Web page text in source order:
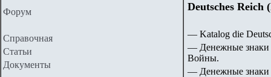
Форум
Справочная
Статьи
Документы
Deutsches
— Katalog die
— Денежные знаки
Войны.
— Денежные знаки